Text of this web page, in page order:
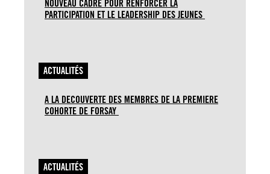
NOUVEAU CADRE POUR RENFORCER LA
PARTICIPATION ET LE LEADERSHIP DES JEUNES
ACTUALITÉS
A LA DECOUVERTE DES MEMBRES DE LA PREMIERE
COHORTE DE FORSAY
ACTUALITÉS